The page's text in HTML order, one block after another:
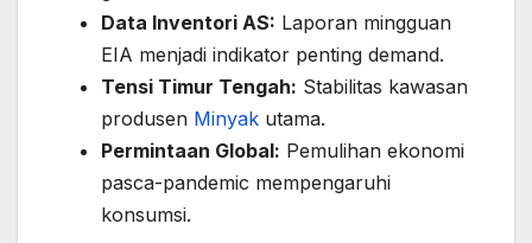
Data Inventori AS: Laporan mingguan
EIA menjadi indikator penting demand.
Tensi Timur Tengah: Stabilitas kawasan
produsen Minyak utama.
Permintaan Global: Pemulihan ekonomi
pasca-pandemic mempengaruhi
konsumsi.